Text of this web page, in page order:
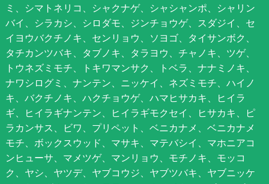
ミ、シマトネリコ、シャクナゲ、シャシャンポ、シャリン
バイ、シラカシ、シロダモ、ジンチョウゲ、スダジイ、セ
イヨウバクチノキ、センリョウ、ソヨゴ、タイサンボク、
タチカンツバキ、タブノキ、タラヨウ、チャノキ、ツゲ、
トウネズミモチ、トキワマンサク、トベラ、ナナミノキ、
ナワシログミ、ナンテン、ニッケイ、ネズミモチ、ハイノ
キ、バクチノキ、ハクチョウゲ、ハマヒサカキ、ヒイラ
ギ、ヒイラギナンテン、ヒイラギモクセイ、ヒサカキ、ピ
ラカンサス、ビワ、プリペット、ベニカナメ、ベニカナメ
モチ、ボックスウッド、マサキ、マテバシイ、マホニアコ
ンヒューサ、マメツゲ、マンリョウ、モチノキ、モッコ
ク、ヤシ、ヤツデ、ヤブコウジ、ヤブツバキ、ヤブニッケ